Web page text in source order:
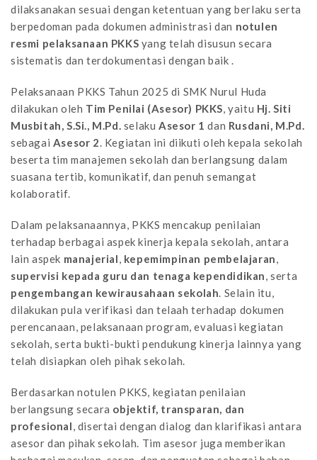
dilaksanakan sesuai dengan ketentuan yang berlaku serta
berpedoman pada dokumen administrasi dan notulen
resmi pelaksanaan PKKS yang telah disusun secara
sistematis dan terdokumentasi dengan baik .
Pelaksanaan PKKS Tahun 2025 di SMK Nurul Huda
dilakukan oleh Tim Penilai (Asesor) PKKS, yaitu Hj. Siti
Musbitah, S.Si., M.Pd. selakuAsesor 1 dan Rusdani, M.Pd.
sebagai Asesor 2. Kegiatan ini diikuti oleh kepala sekolah
beserta tim manajemen sekolah dan berlangsung dalam
suasana tertib, komunikatif, dan penuh semangat
kolaboratif.
Dalam pelaksanaannya, PKKS mencakup penilaian
terhadap berbagai aspek kinerja kepala sekolah, antara
lain aspek manajerial, kepemimpinan pembelajaran,
supervisi kepada guru dan tenaga kependidikan, serta
pengembangan kewirausahaan sekolah. Selain itu,
dilakukan pula verifikasi dan telaah terhadap dokumen
perencanaan, pelaksanaan program, evaluasi kegiatan
sekolah, serta bukti-bukti pendukung kinerja lainnya yang
telah disiapkan oleh pihak sekolah.
Berdasarkan notulen PKKS, kegiatan penilaian
berlangsung secara objektif, transparan, dan
profesional, disertai dengan dialog dan klarifikasi antara
asesor dan pihak sekolah. Tim asesor juga memberikan